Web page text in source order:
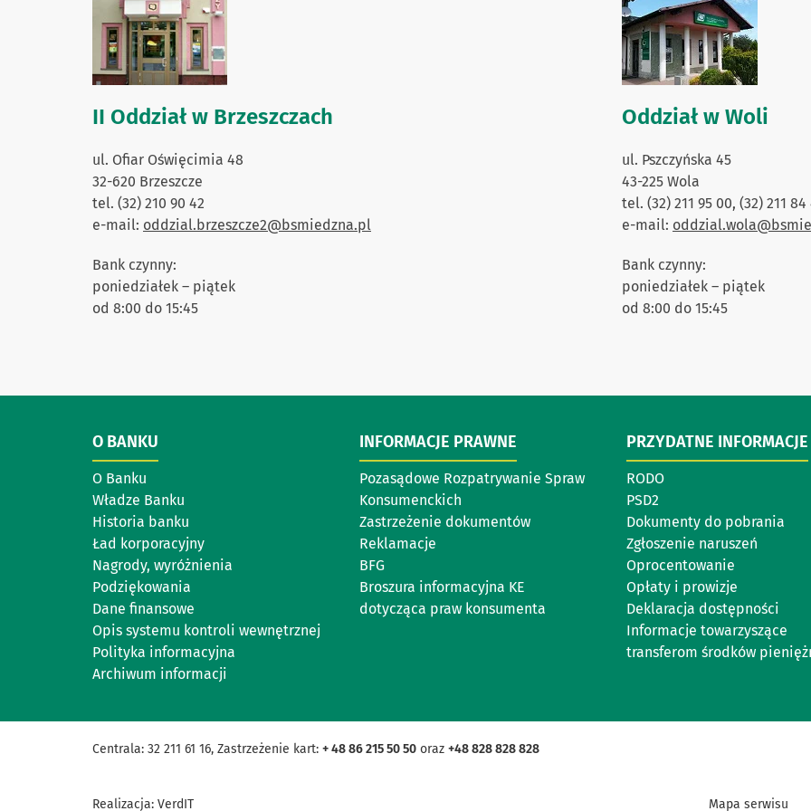
II Oddział w Brzeszczach
ul. Ofiar Oświęcimia 48
32-620 Brzeszcze
tel. (32) 210 90 42
e-mail: oddzial.brzeszcze2@bsmiedzna.pl
Bank czynny:
poniedziałek – piątek
od 8:00 do 15:45
Oddział w Woli
ul. Pszczyńska 45
43-225 Wola
tel. (32) 211 95 00, (32) 211 84
e-mail:
Bank czynny:
poniedziałek – piątek
od 8:00 do 15:45
O BANKU
O Banku
Władze Banku
Historia banku
Ład korporacyjny
Nagrody, wyróżnienia
Podziękowania
Dane finansowe
Opis systemu kontroli wewnętrznej
Polityka informacyjna
Archiwum informacji
INFORMACJE PRAWNE
Pozasądowe Rozpatrywanie Spraw
Konsumenckich
Zastrzeżenie dokumentów
Reklamacje
BFG
Broszura informacyjna KE
dotycząca praw konsumenta
PRZYDATNE INFORMACJE
RODO
PSD2
Dokumenty do pobrania
Zgłoszenie naruszeń
Oprocentowanie
Opłaty i prowizje
Deklaracja dostępności
Informacje towarzyszące
transferom środków
Centrala: 32 211 61 16, Zastrzeżenie kart: + 48 86 215 50 50 oraz +48 828 828 828
Realizacja: VerdIT Mapa serwisu